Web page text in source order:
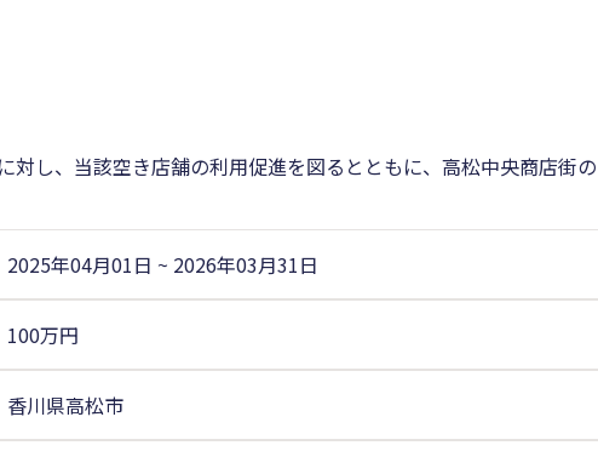
し、当該空き店舗の利用促進を図るとともに、高松中央商店街
2025年04月01日 ~ 2026年03月31日
100万円
香川県高松市